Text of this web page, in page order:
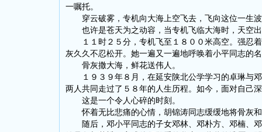
一嘱托。
穿云破雾，专机向大海上空飞去，飞向这位一生波
也许是苍天为之动容，当专机飞临大海时，天空出
１１时２５分，专机飞至１８００米高空。强忍着
灰久久不忍松开。她一遍又一遍地呼唤着小平同志的
骨灰撒大海，鲜花送伟人。
１９３９年８月，在延安陕北公学学习的卓琳与邓
两人共同走过了５８年的人生历程。如今，面对自己
这是一个令人心碎的时刻。
怀着无比悲痛的心情，胡锦涛同志缓缓地将骨灰和
随后，邓小平同志的子女邓林、邓朴方、邓楠、邓